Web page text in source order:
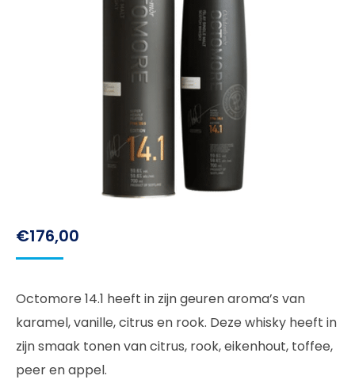
€176,00
Octomore 14.1 heeft in zijn geuren aroma’s van
karamel, vanille, citrus en rook. Deze whisky heeft in
zijn smaak tonen van citrus, rook, eikenhout, toffee,
peer en appel.